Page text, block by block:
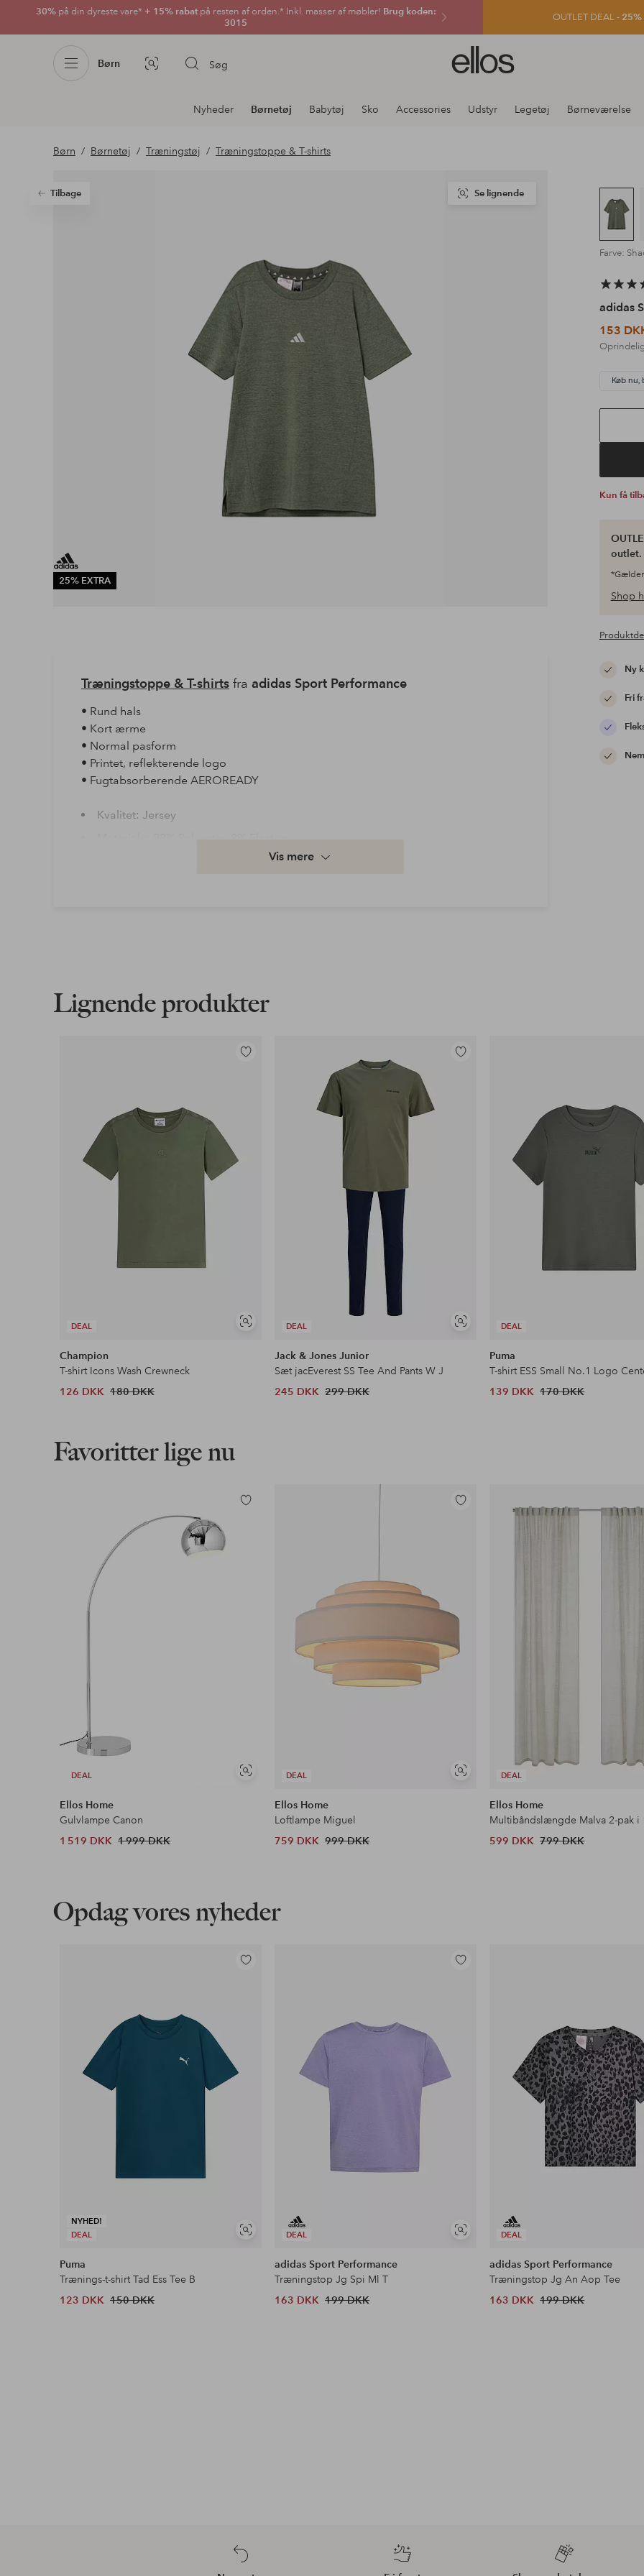
30% på din dyreste vare* + 15% rabatpå resten af orden.* Inkl. masser af møbler! Brug koden:
3015
OUTLET DEAL - 25%
Børn Billedsøgning Søg
Ellos
logo
Afdelningsnavigation
Nyheder Børnetøj Babytøj Sko Accessories Udstyr Legetøj Børneværelse
Børn Børnetøj Træningstøj Træningstoppe & T-shirts
Tilbage
25% EXTRA
Se lignende
Farve:
adidas
153
Køb nu,
Kun få
outlet.
*Gælder
Shop
Ny
Fri
Træningstoppe & T-shirtsfra adidas Sport Performance
• Rund hals
• Kort ærme
• Normal pasform
• Printet, reflekterende logo
• Fugtabsorberende AEROREADY
Kvalitet: Jersey
Læs mere
Læs mere
Vis mere
Lignende produkter
DEAL
Se
Tilføj
Champion
T-shirt Icons Wash Crewneck
126 DKK 180 DKK
DEAL
Se
Tilføj
Jack & Jones Junior
Sæt jacEverest SS Tee And Pants W J
245 DKK 299 DKK
DEAL
Puma
139 DKK 170 DKK
Favoritter lige nu
DEAL
Se
Tilføj
Ellos Home
Gulvlampe Canon
1 519 DKK 1 999 DKK
DEAL
Se
Tilføj
Ellos Home
Loftlampe Miguel
759 DKK 999 DKK
DEAL
Ellos Home
Multibåndslængde Malva 2-pak i
599 DKK 799 DKK
Opdag vores nyheder
NYHED!
DEAL
Se
Tilføj
Puma
Trænings-t-shirt Tad Ess Tee B
123 DKK 150 DKK
DEAL
Se
Tilføj
adidas Sport Performance
Træningstop Jg Spi Ml T
163 DKK 199 DKK
DEAL
adidas Sport Performance
Træningstop Jg An Aop Tee
163 DKK 199 DKK